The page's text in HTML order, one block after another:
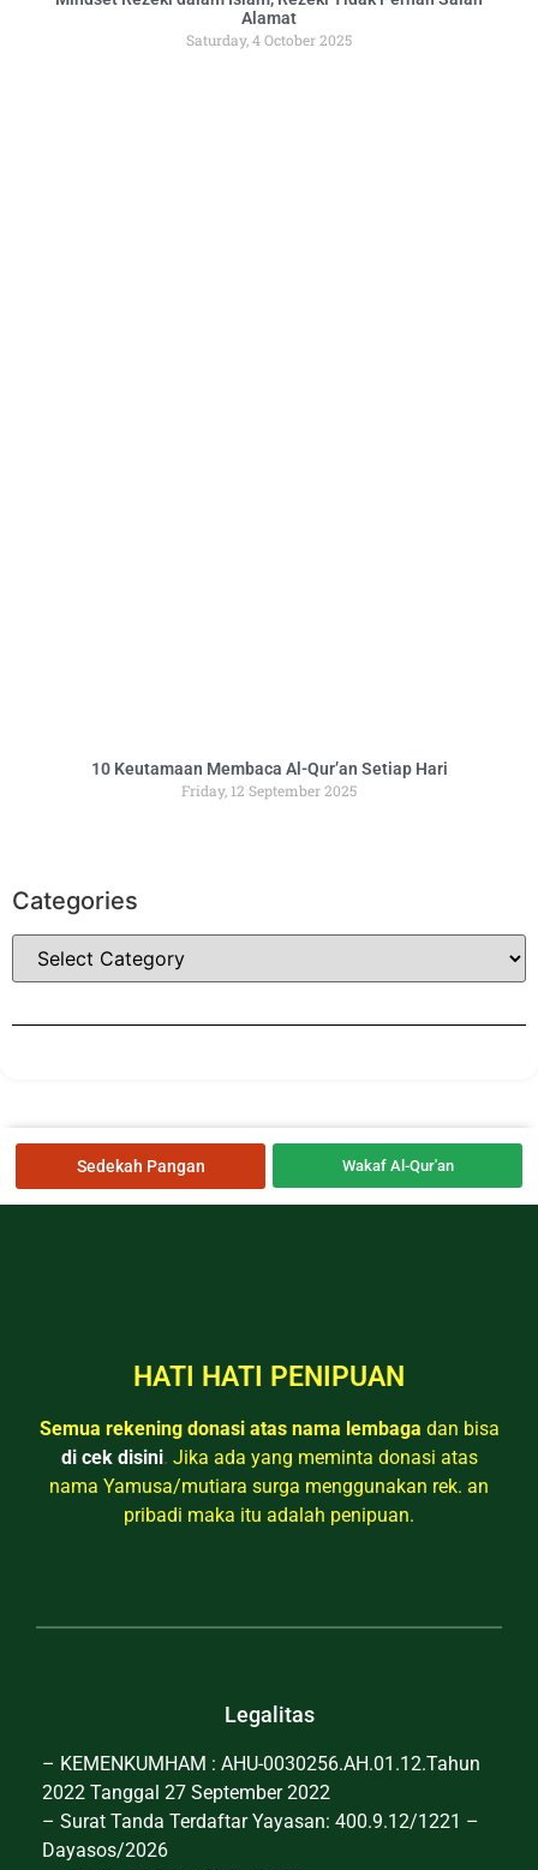
Alamat
Saturday, 4 October 2025
10 Keutamaan Membaca Al-Qur’an Setiap Hari
Friday, 12 September 2025
Categories
Sedekah Pangan Wakaf Al-Qur'an
HATI HATI PENIPUAN
Semua rekening donasi atas nama lembaga dan bisa
di cek disini. Jika ada yang meminta donasi atas
nama Yamusa/mutiara surga menggunakan rek. an
pribadi maka itu adalah penipuan.
Legalitas
– KEMENKUMHAM : AHU-0030256.AH.01.12.Tahun
2022 Tanggal 27 September 2022
– Surat Tanda Terdaftar Yayasan: 400.9.12/1221 –
Dayasos/2026